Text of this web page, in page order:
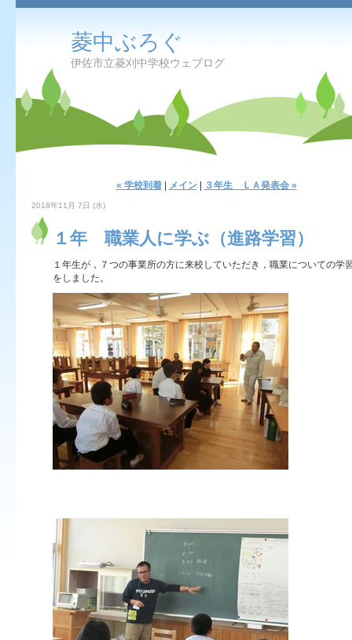
菱中ぶろぐ
伊佐市立菱刈中学校ウェブログ
« 学校到着| メイン| ３年生 ＬＡ発表会 »
2018年11月 7日 (水)
１年 職業人に学ぶ（進路学習）
１年生が，７つの事業所の方に来校していただき，職業についての学
をしました。